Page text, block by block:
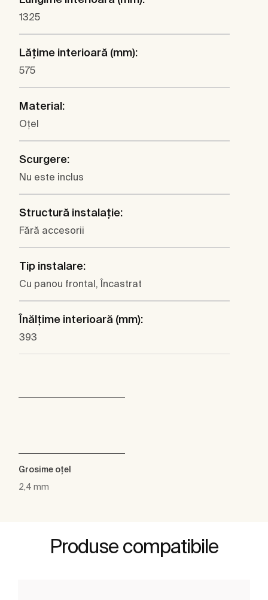
1325
Lăţime interioară (mm):
575
Material:
Oţel
Scurgere:
Nu este inclus
Structură instalaţie:
Fără accesorii
Tip instalare:
Cu panou frontal, Încastrat
Înălţime interioară (mm):
393
Grosime oţel
2,4 mm
Produse compatibile